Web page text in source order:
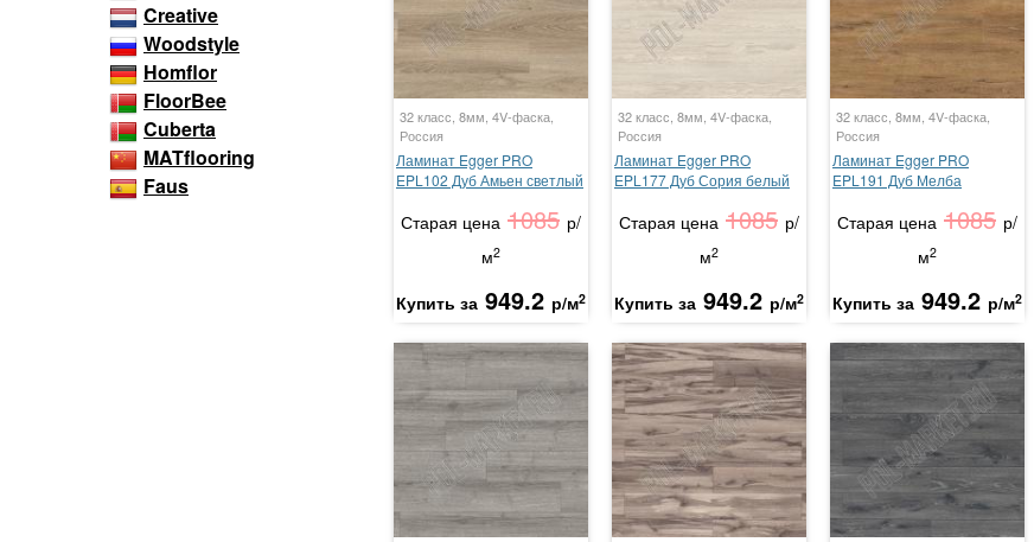
Creative
Woodstyle
Homflor
FloorBee
Cuberta
MATflooring
Faus
32 класс, 8мм, 4V-фаска,
Россия
Ламинат Egger PRO
EPL102 Дуб Амьен светлый
Старая цена 1085 р/
м2
Купить за 949.2 р/м2
32 класс, 8мм, 4V-фаска,
Россия
Ламинат Egger PRO
EPL177 Дуб Сория белый
Старая цена 1085 р/
м2
Купить за 949.2 р/м2
32 класс, 8мм, 4V-фаска,
Россия
Ламинат Egger PRO
EPL191 Дуб Мелба
Старая цена 1085 р/
м2
Купить за 949.2 р/м2